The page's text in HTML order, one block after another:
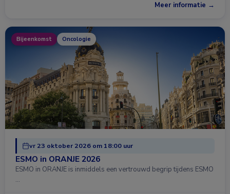
Meer informatie →
Bijeenkomst Oncologie
vr 23 oktober 2026 om 18:00 uur
ESMO in ORANJE 2026
ESMO in ORANJE is inmiddels een vertrouwd begrip tijdens ESMO
…